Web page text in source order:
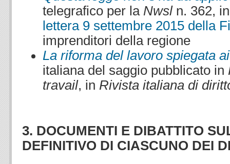
telegrafico per la Nwsln. 362,
lettera 9 settembre 2015 della
imprenditori della regione
La riforma del lavoro spiegata
italiana del saggio pubblicato in
travail, in Rivista italiana di
3. DOCUMENTI E DIBATTITO
DEFINITIVO DI CIASCUNO DEI